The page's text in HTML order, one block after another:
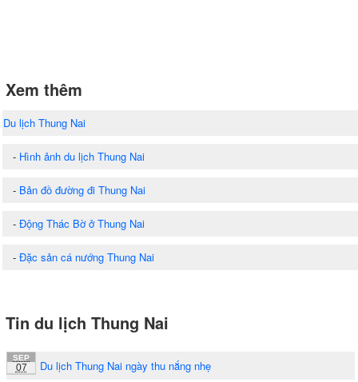
Xem thêm
Du lịch Thung Nai
- Hình ảnh du lịch Thung Nai
- Bản đồ đường đi Thung Nai
- Động Thác Bờ ở Thung Nai
- Đặc sản cá nướng Thung Nai
Tin du lịch Thung Nai
SEP
07 Du lịch Thung Nai ngày thu nắng nhẹ